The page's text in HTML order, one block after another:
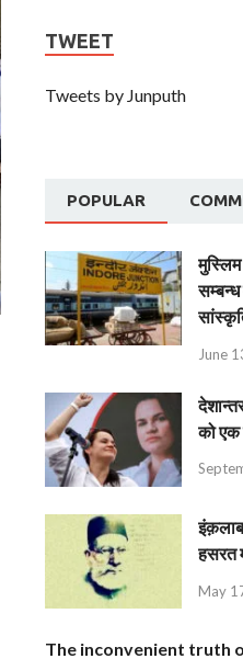
TWEET
Tweets by Junputh
POPULAR
मुस्लिम
June
को एक
हसरत
May
The inconvenient truth